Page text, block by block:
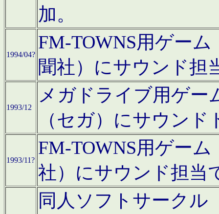
加。
1994/04?
FM-TOWNS用ゲー
聞社）にサウンド担
1993/12
メガドライブ用ゲー
（セガ）にサウン
1993/11?
FM-TOWNS用ゲー
社）にサウンド担当
同人ソフトサークル